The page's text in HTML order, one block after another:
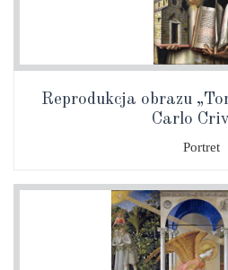
Reprodukcja obrazu
Carlo
Portret